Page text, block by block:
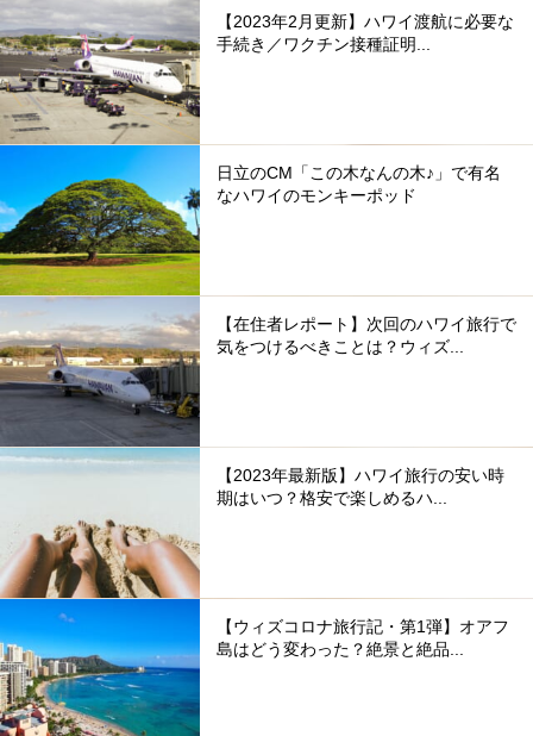
【2023年2月更新】ハワイ渡航に必要な
手続き／ワクチン接種証明...
日立のCM「この木なんの木♪」で有名
なハワイのモンキーポッド
【在住者レポート】次回のハワイ旅行で
気をつけるべきことは？ウィズ...
【2023年最新版】ハワイ旅行の安い時
期はいつ？格安で楽しめるハ...
【ウィズコロナ旅行記・第1弾】オアフ
島はどう変わった？絶景と絶品...